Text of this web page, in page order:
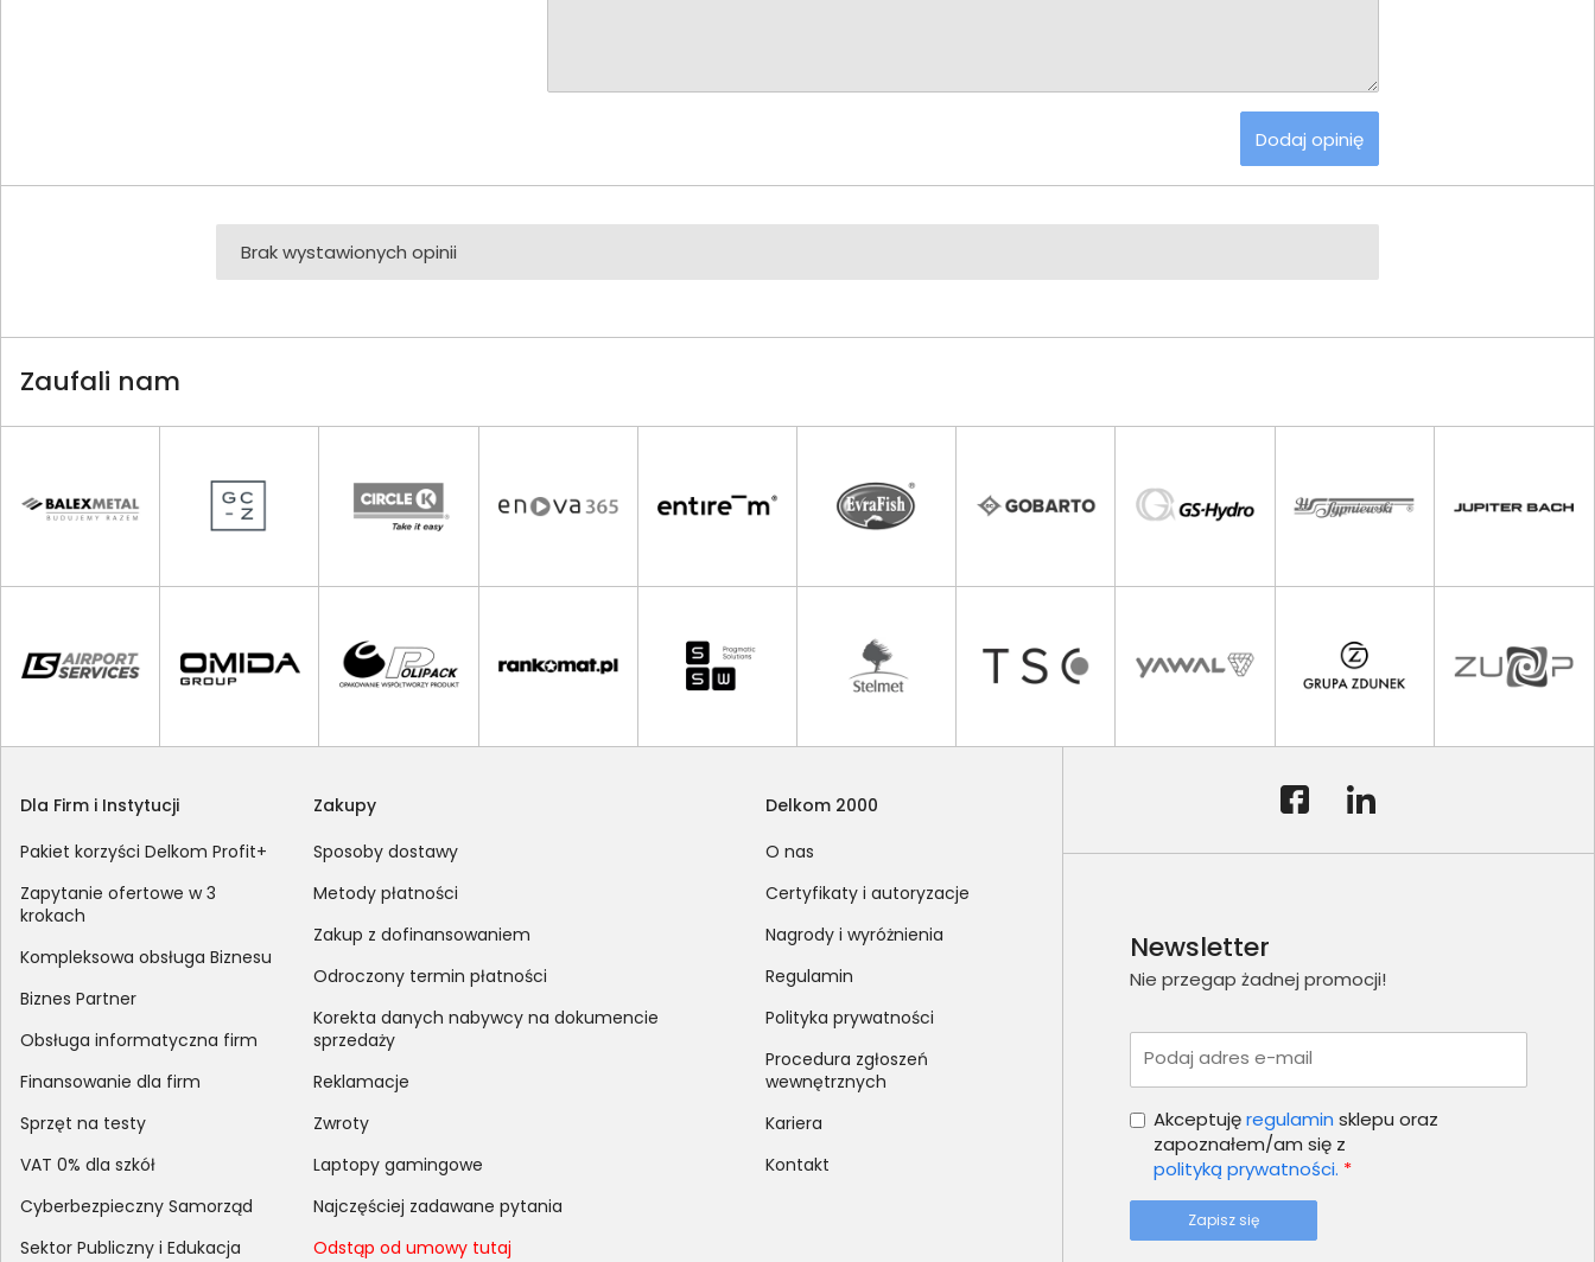
Dodaj opinię
Brak wystawionych opinii
Zaufali nam
Dla Firm i Instytucji
Pakiet korzyści Delkom Profit+
Zapytanie ofertowe w 3
krokach
Kompleksowa obsługa Biznesu
Biznes Partner
Obsługa informatyczna firm
Finansowanie dla firm
Sprzęt na testy
VAT 0% dla szkół
Cyberbezpieczny Samorząd
Sektor Publiczny i Edukacja
Zakupy
Sposoby dostawy
Metody płatności
Zakup z dofinansowaniem
Odroczony termin płatności
Korekta danych nabywcy na dokumencie
sprzedaży
Reklamacje
Zwroty
Laptopy gamingowe
Najczęściej zadawane pytania
Odstąp od umowy tutaj
Delkom 2000
O nas
Certyfikaty i autoryzacje
Nagrody i wyróżnienia
Regulamin
Polityka prywatności
Procedura zgłoszeń
wewnętrznych
Kariera
Kontakt
Newsletter
Nie przegap żadnej promocji!
Podaj adres e-mail
Akceptujęregulamin sklepu oraz
zapoznałem/am się z
polityką prywatności. *
Zapisz się